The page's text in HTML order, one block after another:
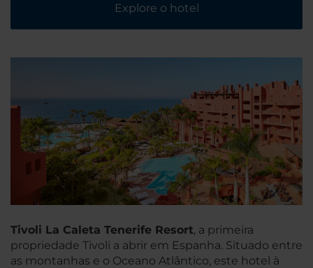
Explore o hotel
Tivoli La Caleta Tenerife Resort, a primeira
propriedade Tivoli a abrir em Espanha. Situado entre
as montanhas e o Oceano Atlântico, este hotel à